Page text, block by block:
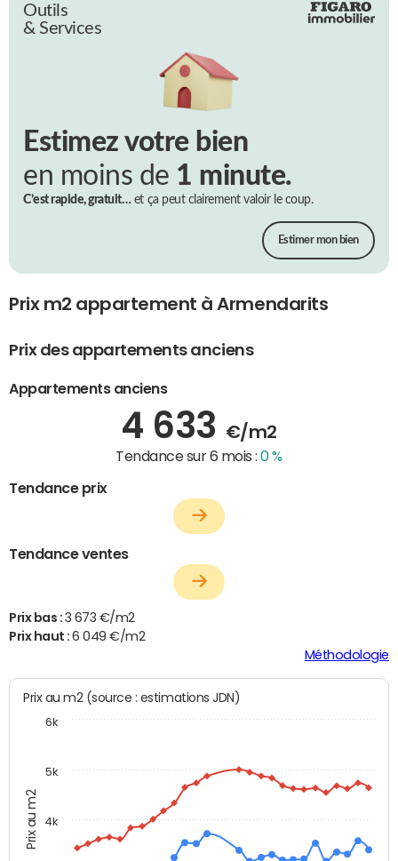
Outils
& Services
Estimez votre bien
en moins de 1 minute.
C’est rapide, gratuit…et ça peut clairement valoir le coup.
Estimer mon bien
Prix m2 appartement à Armendarits
Prix des appartements anciens
Appartements anciens
4 633 €/m2
Tendance sur 6 mois :0 %
Tendance prix
Tendance ventes
Prix bas : 3 673 €/m2
Prix haut :6 049 €/m2
Méthodologie
Prix au m2
Prix au m2 (source : estimations JDN)
4k
5k
6k